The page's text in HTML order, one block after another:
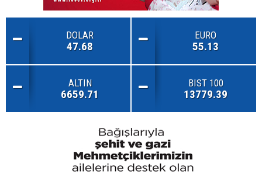
DOLAR
47.68
EURO
55.13
ALTIN
6659.71
BIST 100
13779.39